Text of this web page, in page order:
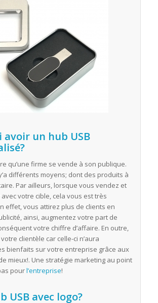
avoir un hub USB
?
qu’une firme se vende à son publique.
différents moyens; dont des produits à
Par ailleurs, lorsque vous vendez et
votre cible, cela vous est très
effet, vous attirez plus de clients en
ainsi, augmentez votre part de
votre chiffre d’affaire. En outre,
clientèle car celle-ci n’aura
bienfaits sur votre entreprise grâce aux
mieux!. Une stratégie marketing au point
pourl’entreprise!
USB avec logo?